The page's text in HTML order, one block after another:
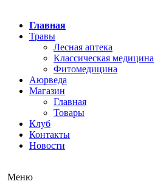
Главная
Травы
Лесная аптека
Классическая медицина
Фитомедицина
Аюрведа
Магазин
Главная
Товары
Клуб
Контакты
Новости
Меню